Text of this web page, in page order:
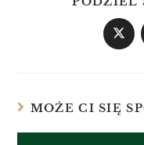
MOŻE CI SIĘ